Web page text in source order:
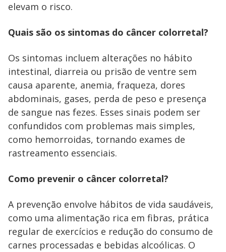
elevam o risco.
Quais são os sintomas do câncer colorretal?
Os sintomas incluem alterações no hábito
intestinal, diarreia ou prisão de ventre sem
causa aparente, anemia, fraqueza, dores
abdominais, gases, perda de peso e presença
de sangue nas fezes. Esses sinais podem ser
confundidos com problemas mais simples,
como hemorroidas, tornando exames de
rastreamento essenciais.
Como prevenir o câncer colorretal?
A prevenção envolve hábitos de vida saudáveis,
como uma alimentação rica em fibras, prática
regular de exercícios e redução do consumo de
carnes processadas e bebidas alcoólicas. O